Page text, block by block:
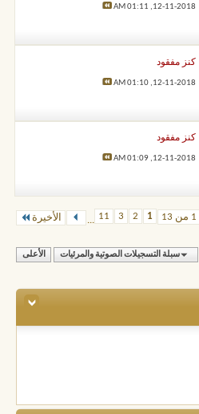
12-11-2018,
01:11 AM
كنز مفقود
12-11-2018,
01:10 AM
كنز مفقود
12-11-2018,
01:09 AM
1
2
3
11
... الأخيرة
سبلة التسجيلات الصوتية والمرئيات الأعلى